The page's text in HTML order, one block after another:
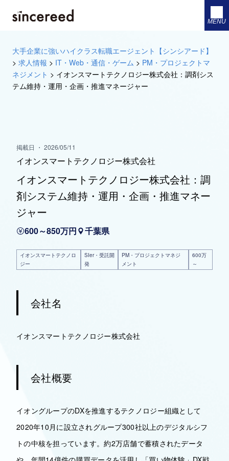
MENU
大手企業に強いハイクラス転職エージェント【シンシアード】
> 求人情報 > IT・Web・通信・ゲーム > PM・プロジェクトマ
ネジメント > イオンスマートテクノロジー株式会社：調剤シス
テム維持・運用・企画・推進マネージャー
掲載日 ・ 2026/05/11
イオンスマートテクノロジー株式会社
イオンスマートテクノロジー株式会社：調
剤システム維持・運用・企画・推進マネー
ジャー
600～850万円 千葉県
イオンスマートテクノロ
ジー
SIer・受託開
発
PM・プロジェクトマネジ
メント
600万
～
会社名
イオンスマートテクノロジー株式会社
会社概要
イオングループのDXを推進するテクノロジー組織として
2020年10月に設立されグループ300社以上のデジタルシフ
トの中核を担っています。約2万店舗で蓄積されたデータ